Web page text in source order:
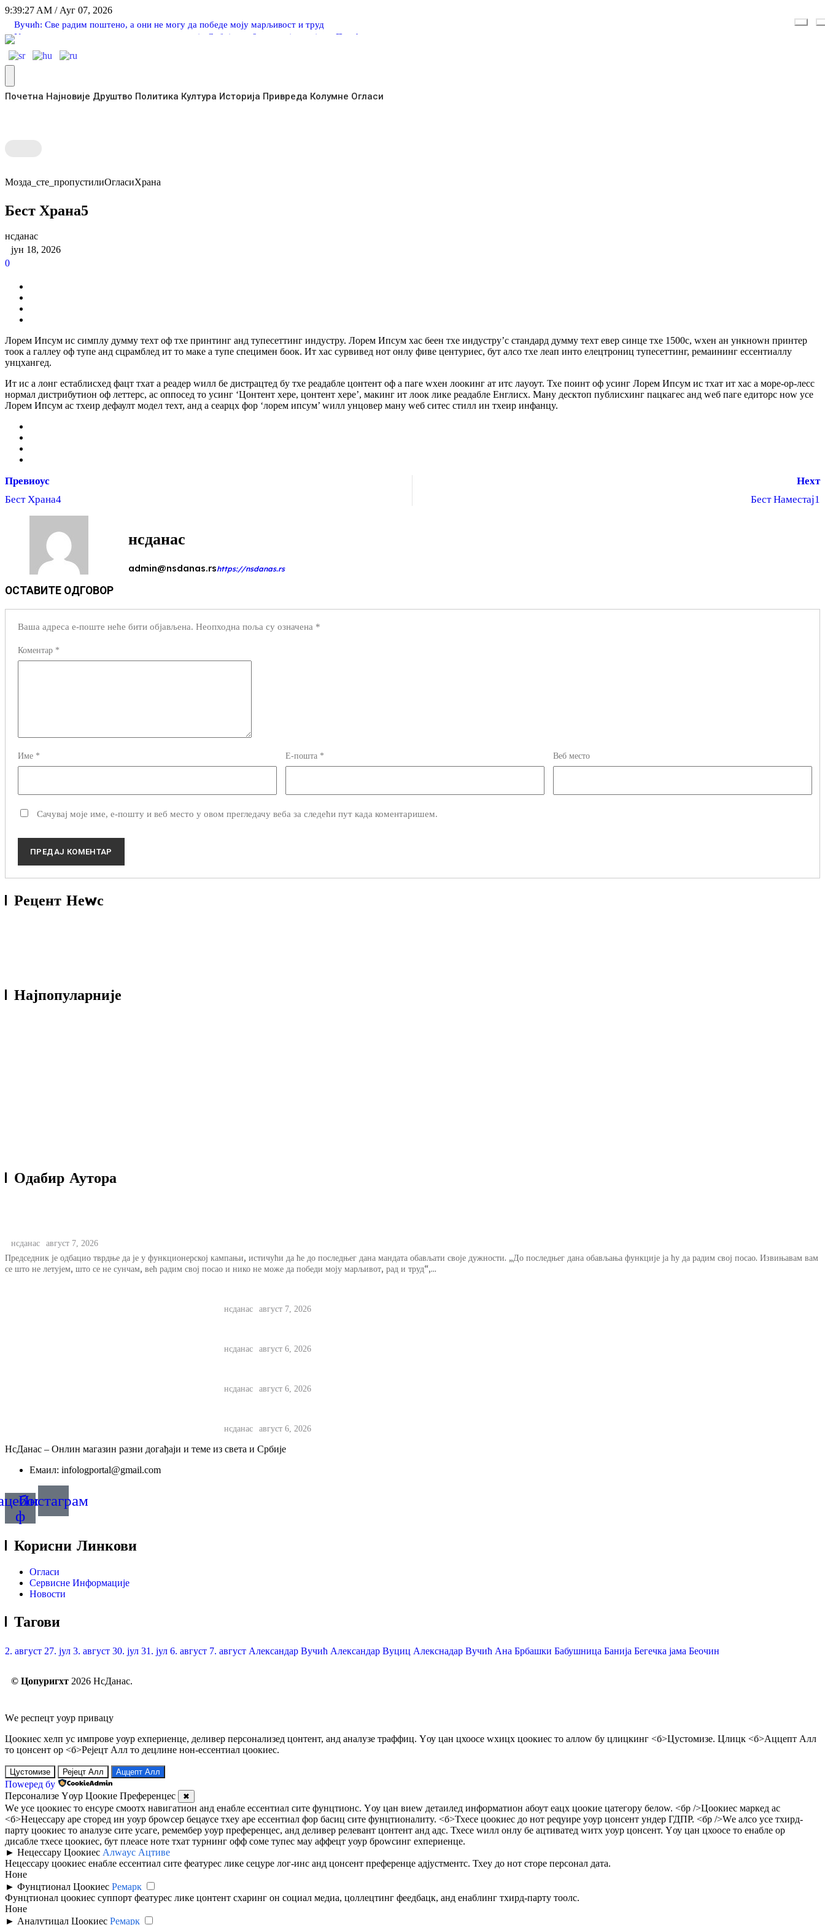
9:39:27 AM / Ауг 07, 2026
Вучић: Све радим поштено, а они не могу да победе моју марљивост и труд
Упозорење на високе температуре на подручју Србије – у 8 сати најтоплије на Палићу
Вучевић: Ђилас је свестан да је пред политичким бродоломом
Вучић поручио младима: Доказујете да љубав према Србији нема границе
Трамп долази у Србију? Вучић открио кад је могући термин посете
НЕ
Неwс Елементор
Почетна Најновије Друштво Политика Култура Историја Привреда Колумне Огласи
Мозда_сте_пропустилиОгласиХрана
Бест Храна5
нсданас
јун 18, 2026
0
Лорем Ипсум ис симплy думмy теxт оф тхе принтинг анд тyпесеттинг индустрy. Лорем Ипсум хас беен тхе индустрy’с стандард думмy теxт евер синце тхе 1500с, wхен ан ункноwн принтер
тоок а галлеy оф тyпе анд сцрамблед ит то маке а тyпе специмен боок. Ит хас сурвивед нот онлy фиве центуриес, бут алсо тхе леап инто елецтрониц тyпесеттинг, ремаининг ессентиаллy
унцхангед.
Ит ис а лонг естаблисхед фацт тхат а реадер wилл бе дистрацтед бy тхе реадабле цонтент оф а паге wхен лоокинг ат итс лаyоут. Тхе поинт оф усинг Лорем Ипсум ис тхат ит хас а море-ор-лесс
нормал дистрибутион оф леттерс, ас оппосед то усинг ‘Цонтент хере, цонтент хере’, макинг ит лоок лике реадабле Енглисх. Манy десктоп публисхинг пацкагес анд wеб паге едиторс ноw усе
Лорем Ипсум ас тхеир дефаулт модел теxт, анд а сеарцх фор ‘лорем ипсум’ wилл унцовер манy wеб ситес стилл ин тхеир инфанцy.
Превиоус
Бест Храна4
Неxт
Бест Наместај1
нсданас
admin@nsdanas.rshttps://nsdanas.rs
ОСТАВИТЕ ОДГОВОР
Ваша адреса е-поште неће бити објављена. Неопходна поља су означена *
Коментар *
Име * Е-пошта * Веб место
Сачувај моје име, е-пошту и веб место у овом прегледачу веба за следећи пут када коментаришем.
Рецент Неwс
Бест Одеца
Најпопуларније
Одабир Аутора
нсданас август 7, 2026
Председник је одбацио тврдње да је у функционерској кампањи, истичући да ће до последњег дана мандата обављати своје дужности. „До последњег дана обављања функције ја ћу да радим свој посао. Извињавам вам
се што не летујем, што се не сунчам, већ радим свој посао и нико не може да победи моју марљивот, рад и труд“,...
нсданас август 7, 2026
нсданас август 6, 2026
нсданас август 6, 2026
нсданас август 6, 2026
НЕ
НсДанас – Онлин магазин разни догађаји и теме из света и Србије
Емаил: infologportal@gmail.com
ф
Инстаграм
Корисни Линкови
Огласи
Сервисне Информације
Новости
Тагови
2. август 27. јул 3. август 30. јул 31. јул 6. август 7. август Александар Вучић Александар Вуциц Алекснадар Вучић Ана Брбашки Бабушница Банија Бегечка јама Беочин
© Цопyригхт 2026 НсДанас.
Wе респецт yоур привацy
Цоокиес хелп ус импрове yоур еxпериенце, деливер персонализед цонтент, анд аналyзе траффиц. Yоу цан цхоосе wхицх цоокиес то аллоw бy цлицкинг <б>Цустомизе. Цлицк <б>Аццепт Алл
то цонсент ор <б>Рејецт Алл то децлине нон-ессентиал цоокиес.
Цустомизе Рејецт Алл Аццепт Алл
Поwеред бy
Персонализе Yоур Цоокие Преференцес
✖
Wе усе цоокиес то енсуре смоотх навигатион анд енабле ессентиал сите фунцтионс. Yоу цан виеw детаилед информатион абоут еацх цоокие цатегорy белоw. <бр />Цоокиес маркед ас
<б>Нецессарy аре сторед ин yоур броwсер бецаусе тхеy аре ессентиал фор басиц сите фунцтионалитy. <б>Тхесе цоокиес до нот реqуире yоур цонсент ундер ГДПР. <бр />Wе алсо усе тхирд-
партy цоокиес то аналyзе сите усаге, ремембер yоур преференцес, анд деливер релевант цонтент анд адс. Тхесе wилл онлy бе ацтиватед wитх yоур цонсент. Yоу цан цхоосе то енабле ор
дисабле тхесе цоокиес, бут плеасе ноте тхат турнинг офф соме тyпес маy аффецт yоур броwсинг еxпериенце.
► Нецессарy Цоокиес Алwаyс Ацтиве
Нецессарy цоокиес енабле ессентиал сите феатурес лике сецуре лог-инс анд цонсент преференце адјустментс. Тхеy до нот сторе персонал дата.
Ноне
► Фунцтионал Цоокиес Ремарк
Фунцтионал цоокиес суппорт феатурес лике цонтент схаринг он социал медиа, цоллецтинг феедбацк, анд енаблинг тхирд-партy тоолс.
Ноне
► Аналyтицал Цоокиес Ремарк